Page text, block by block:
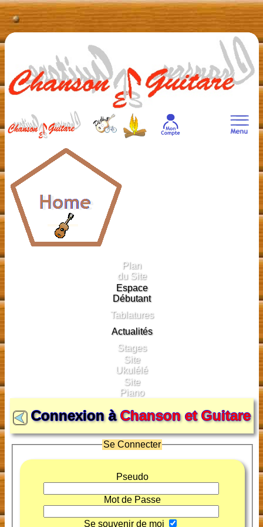
Plan
du Site
Espace
Débutant
Tablatures
Actualités
Stages
Site
Ukulélé
Site
Piano
Connexion àChanson et Guitare
Se Connecter
Pseudo
Mot de Passe
Se souvenir de moi